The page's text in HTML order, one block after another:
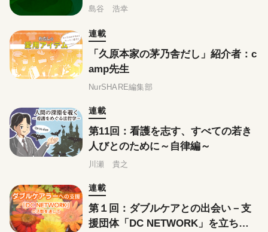
島谷 浩幸
連載
「久原本家の茅乃舎だし」紹介者：c
amp先生
NurSHARE編集部
連載
第11回：看護を志す、すべての若き
人びとのために～自律編～
川瀬 貴之
連載
第１回：ダブルケアとの出会い－支
援団体「DC NETWORK」を立ち上